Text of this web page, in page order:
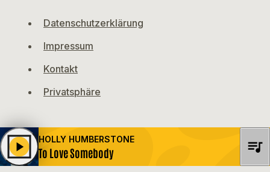
Datenschutzerklärung
Impressum
Kontakt
Privatsphäre
HOLLY HUMBERSTONE
To Love Somebody
play_arrow queue_music